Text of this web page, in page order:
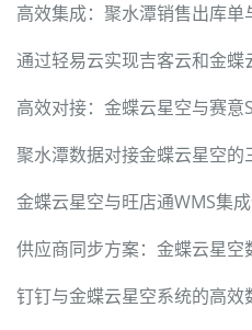
高效集成：聚水潭销售出库
通过轻易云实现吉客云和金
高效对接：金蝶云星空与赛意
聚水潭数据对接金蝶云星空的
金蝶云星空与旺店通WMS集
供应商同步方案：金蝶云星空
钉钉与金蝶云星空系统的高效